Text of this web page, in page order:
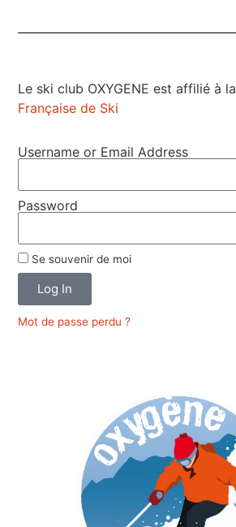
Le ski club OXYGENE est affilié à la
Française de Ski
Username or Email Address
Password
Se souvenir de moi
Log In
Mot de passe perdu ?